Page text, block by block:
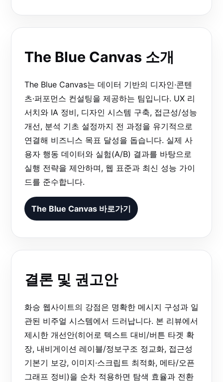
The Blue Canvas 소개
The Blue Canvas는 데이터 기반의 디자인·콘텐
츠·퍼포먼스 컨설팅을 제공하는 팀입니다. UX 리
서치와 IA 정비, 디자인 시스템 구축, 접근성/성능
개선, 분석 기초 설정까지 전 과정을 유기적으로
연결해 비즈니스 목표 달성을 돕습니다. 실제 사
용자 행동 데이터와 실험(A/B) 결과를 바탕으로
실행 전략을 제안하며, 웹 표준과 최신 성능 가이
드를 준수합니다.
The Blue Canvas 바로가기
결론 및 권고안
화승 웹사이트의 강점은 명확한 메시지 구성과 일
관된 비주얼 시스템에서 드러납니다. 본 리뷰에서
제시한 개선안(히어로 텍스트 대비/버튼 타겟 확
장, 내비게이션 레이블/정보구조 정교화, 접근성
기본기 보강, 이미지·스크립트 최적화, 메타/오픈
그래프 정비)을 순차 적용하면 탐색 효율과 전환